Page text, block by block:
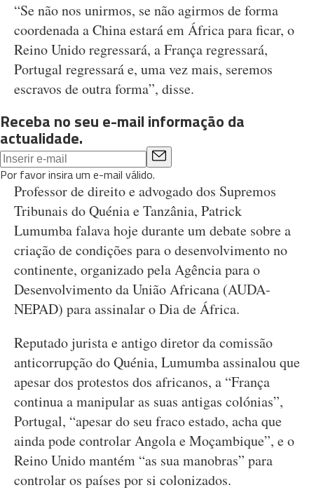
“Se não nos unirmos, se não agirmos de forma
coordenada a China estará em África para ficar, o
Reino Unido regressará, a França regressará,
Portugal regressará e, uma vez mais, seremos
escravos de outra forma”, disse.
Receba no seu e-mail informação da
actualidade.
Por favor insira um e-mail válido.
Professor de direito e advogado dos Supremos
Tribunais do Quénia e Tanzânia, Patrick
Lumumba falava hoje durante um debate sobre a
criação de condições para o desenvolvimento no
continente, organizado pela Agência para o
Desenvolvimento da União Africana (AUDA-
NEPAD) para assinalar o Dia de África.
Reputado jurista e antigo diretor da comissão
anticorrupção do Quénia, Lumumba assinalou que
apesar dos protestos dos africanos, a “França
continua a manipular as suas antigas colónias”,
Portugal, “apesar do seu fraco estado, acha que
ainda pode controlar Angola e Moçambique”, e o
Reino Unido mantém “as sua manobras” para
controlar os países por si colonizados.